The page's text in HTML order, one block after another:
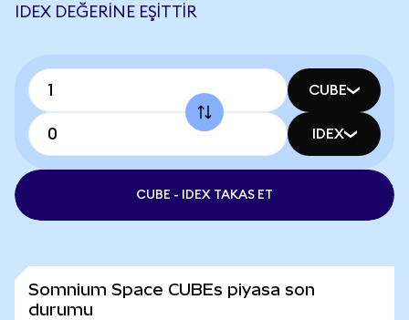
IDEX DEĞERINE EŞITTIR
CUBE
IDEX
CUBE - IDEX TAKAS ET
Somnium Space CUBEs piyasa son
durumu